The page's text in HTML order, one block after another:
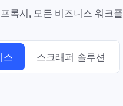
록시, 모든 비즈니스 워크
스 스크래퍼 솔루션